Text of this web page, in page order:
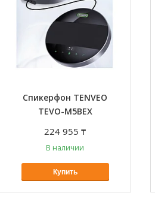
Спикерфон TENVEO
TEVO-M5BEX
224 955 ₸
В наличии
Купить